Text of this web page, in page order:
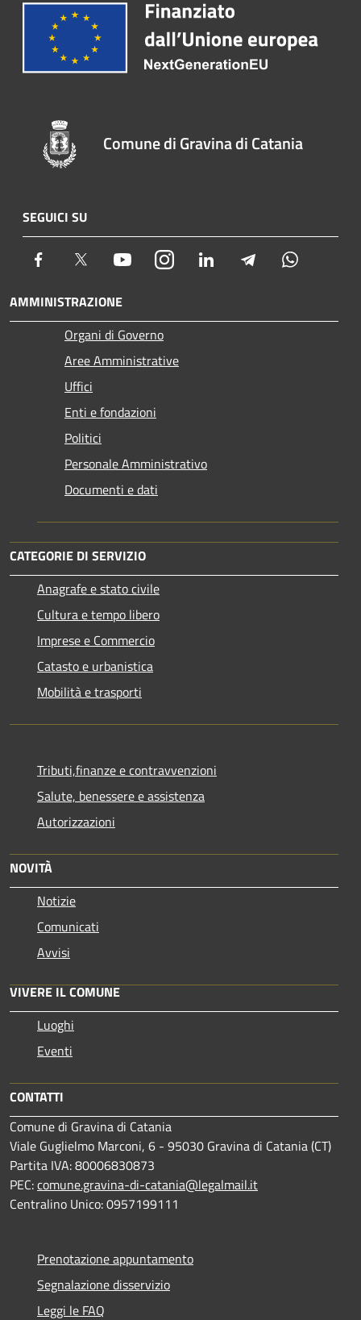
Comune di Gravina di Catania
SEGUICI SU
Facebook Twitter YoutubeInstagram LinkedIn Telegram
AMMINISTRAZIONE
Organi di Governo
Aree Amministrative
Uffici
Enti e fondazioni
Politici
Personale Amministrativo
Documenti e dati
CATEGORIE DI SERVIZIO
Anagrafe e stato civile
Cultura e tempo libero
Imprese e Commercio
Catasto e urbanistica
Mobilità e trasporti
Tributi,finanze e contravvenzioni
Salute, benessere e assistenza
Autorizzazioni
NOVITÀ
Notizie
Comunicati
Avvisi
VIVERE IL COMUNE
Luoghi
Eventi
CONTATTI
Comune di Gravina di Catania
Viale Guglielmo Marconi, 6 - 95030 Gravina di Catania (CT)
Partita IVA: 80006830873
PEC:comune.gravina-di-catania@legalmail.it
Centralino Unico: 0957199111
Prenotazione appuntamento
Segnalazione disservizio
Leggi le FAQ